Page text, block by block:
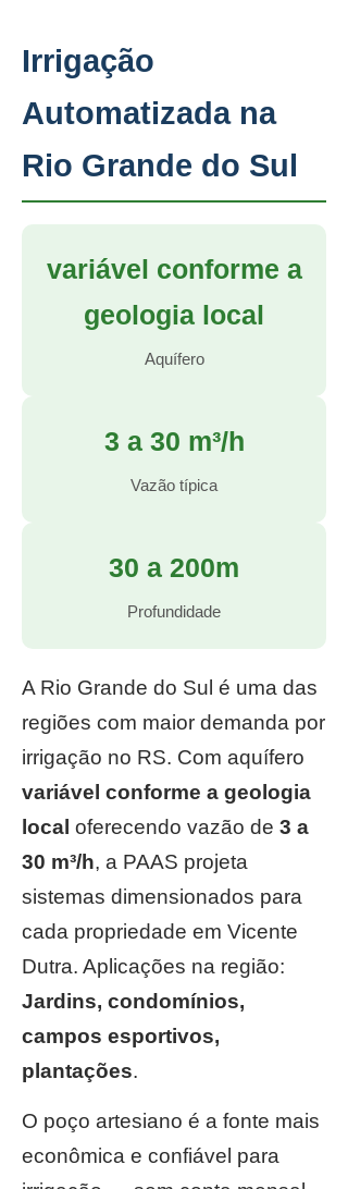
Irrigação
Automatizada na
Rio Grande do Sul
variável conforme a
geologia local
Aquífero
3 a 30 m³/h
Vazão típica
30 a 200m
Profundidade
A Rio Grande do Sul é uma das
regiões com maior demanda por
irrigação no RS. Com aquífero
variável conforme a geologia
local oferecendo vazão de 3 a
30 m³/h, a PAAS projeta
sistemas dimensionados para
cada propriedade em Vicente
Dutra. Aplicações na região:
Jardins, condomínios,
campos esportivos,
plantações.
O poço artesiano é a fonte mais
econômica e confiável para